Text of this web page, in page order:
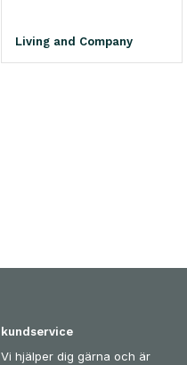
Living and Company
kundservice
Vi hjälper dig gärna och är